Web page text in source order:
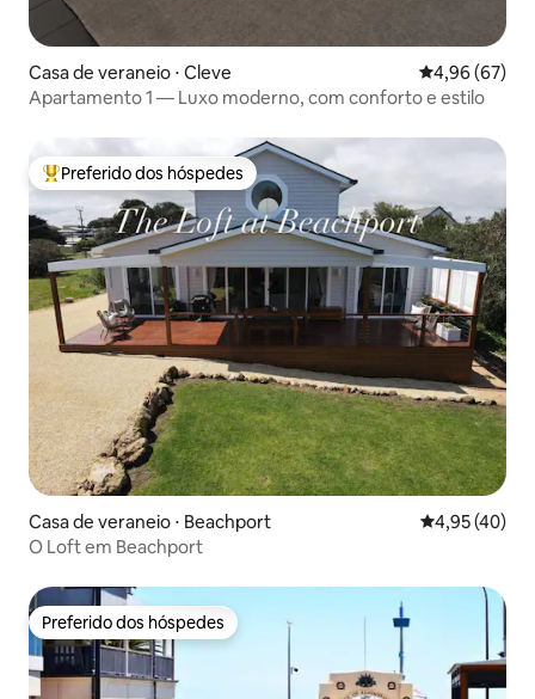
Casa de veraneio ⋅ Cleve 4,96 de uma
4,96 (67)
Apartamento 1 — Luxo moderno, com conforto e estilo
Entre os melhores preferidos dos hóspedes
Preferido dos hóspedes
Casa de veraneio ⋅ Beachport 4,95 de uma
4,95 (40)
O Loft em Beachport
Preferido dos hóspedes
Preferido dos hóspedes